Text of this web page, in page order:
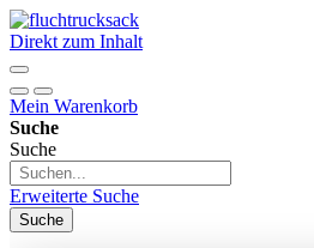
Direkt zum Inhalt
Mein Warenkorb
Suche
Suche
Erweiterte Suche
Suche